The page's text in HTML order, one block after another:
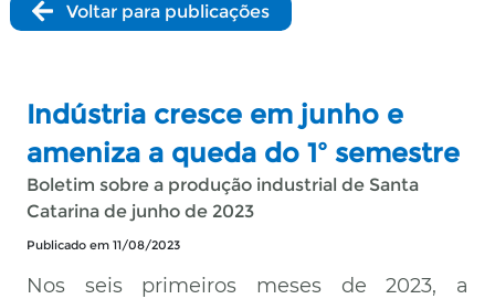
Voltar para publicações
Indústria cresce em junho e
ameniza a queda do 1º semestre
Boletim sobre a produção industrial de Santa
Catarina de junho de 2023
Publicado em 11/08/2023
Nos seis primeiros meses de 2023, a